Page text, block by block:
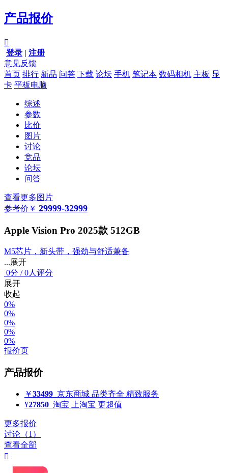
产品报价

登录 | 注册
意见反馈
首页 排行 新品 问答 下载 论坛 手机 笔记本 数码相机 主板 显
卡 平板电脑
综述
参数
比价
图片
讨论
竞品
论坛
问答
查看更多图片
参考价 ￥ 29999-32999
Apple Vision Pro 2025款 512GB
M5芯片，新头带，强劲与舒适兼备
...展开
0分 /0人评分
展开
收起
0%
0%
0%
0%
0%
报价页
产品报价
￥33499 京东商城 品类齐全 精致服务
¥27850 淘宝 上淘宝 更超值
更多报价
讨论（1）
查看全部
